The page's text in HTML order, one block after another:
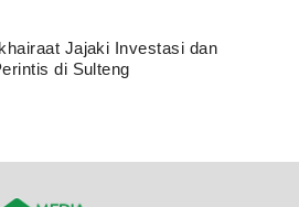
Jajaki Investasi dan
di Sulteng